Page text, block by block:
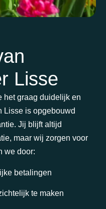
Lisse
het graag duidelijk en
Lisse is opgebouwd
Jij blijft altijd
maar wij zorgen voor
we door:
betalingen
te maken